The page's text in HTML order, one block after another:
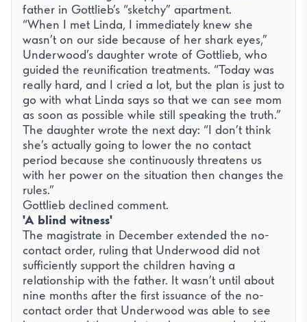
father in Gottlieb’s “sketchy” apartment.
“When I met Linda, I immediately knew she
wasn’t on our side because of her shark eyes,”
Underwood’s daughter wrote of Gottlieb, who
guided the reunification treatments. “Today was
really hard, and I cried a lot, but the plan is just to
go with what Linda says so that we can see mom
as soon as possible while still speaking the truth.”
The daughter wrote the next day: “I don’t think
she’s actually going to lower the no contact
period because she continuously threatens us
with her power on the situation then changes the
rules.”
Gottlieb declined comment.
'A blind witness'
The magistrate in December extended the no-
contact order, ruling that Underwood did not
sufficiently support the children having a
relationship with the father. It wasn’t until about
nine months after the first issuance of the no-
contact order that Underwood was able to see